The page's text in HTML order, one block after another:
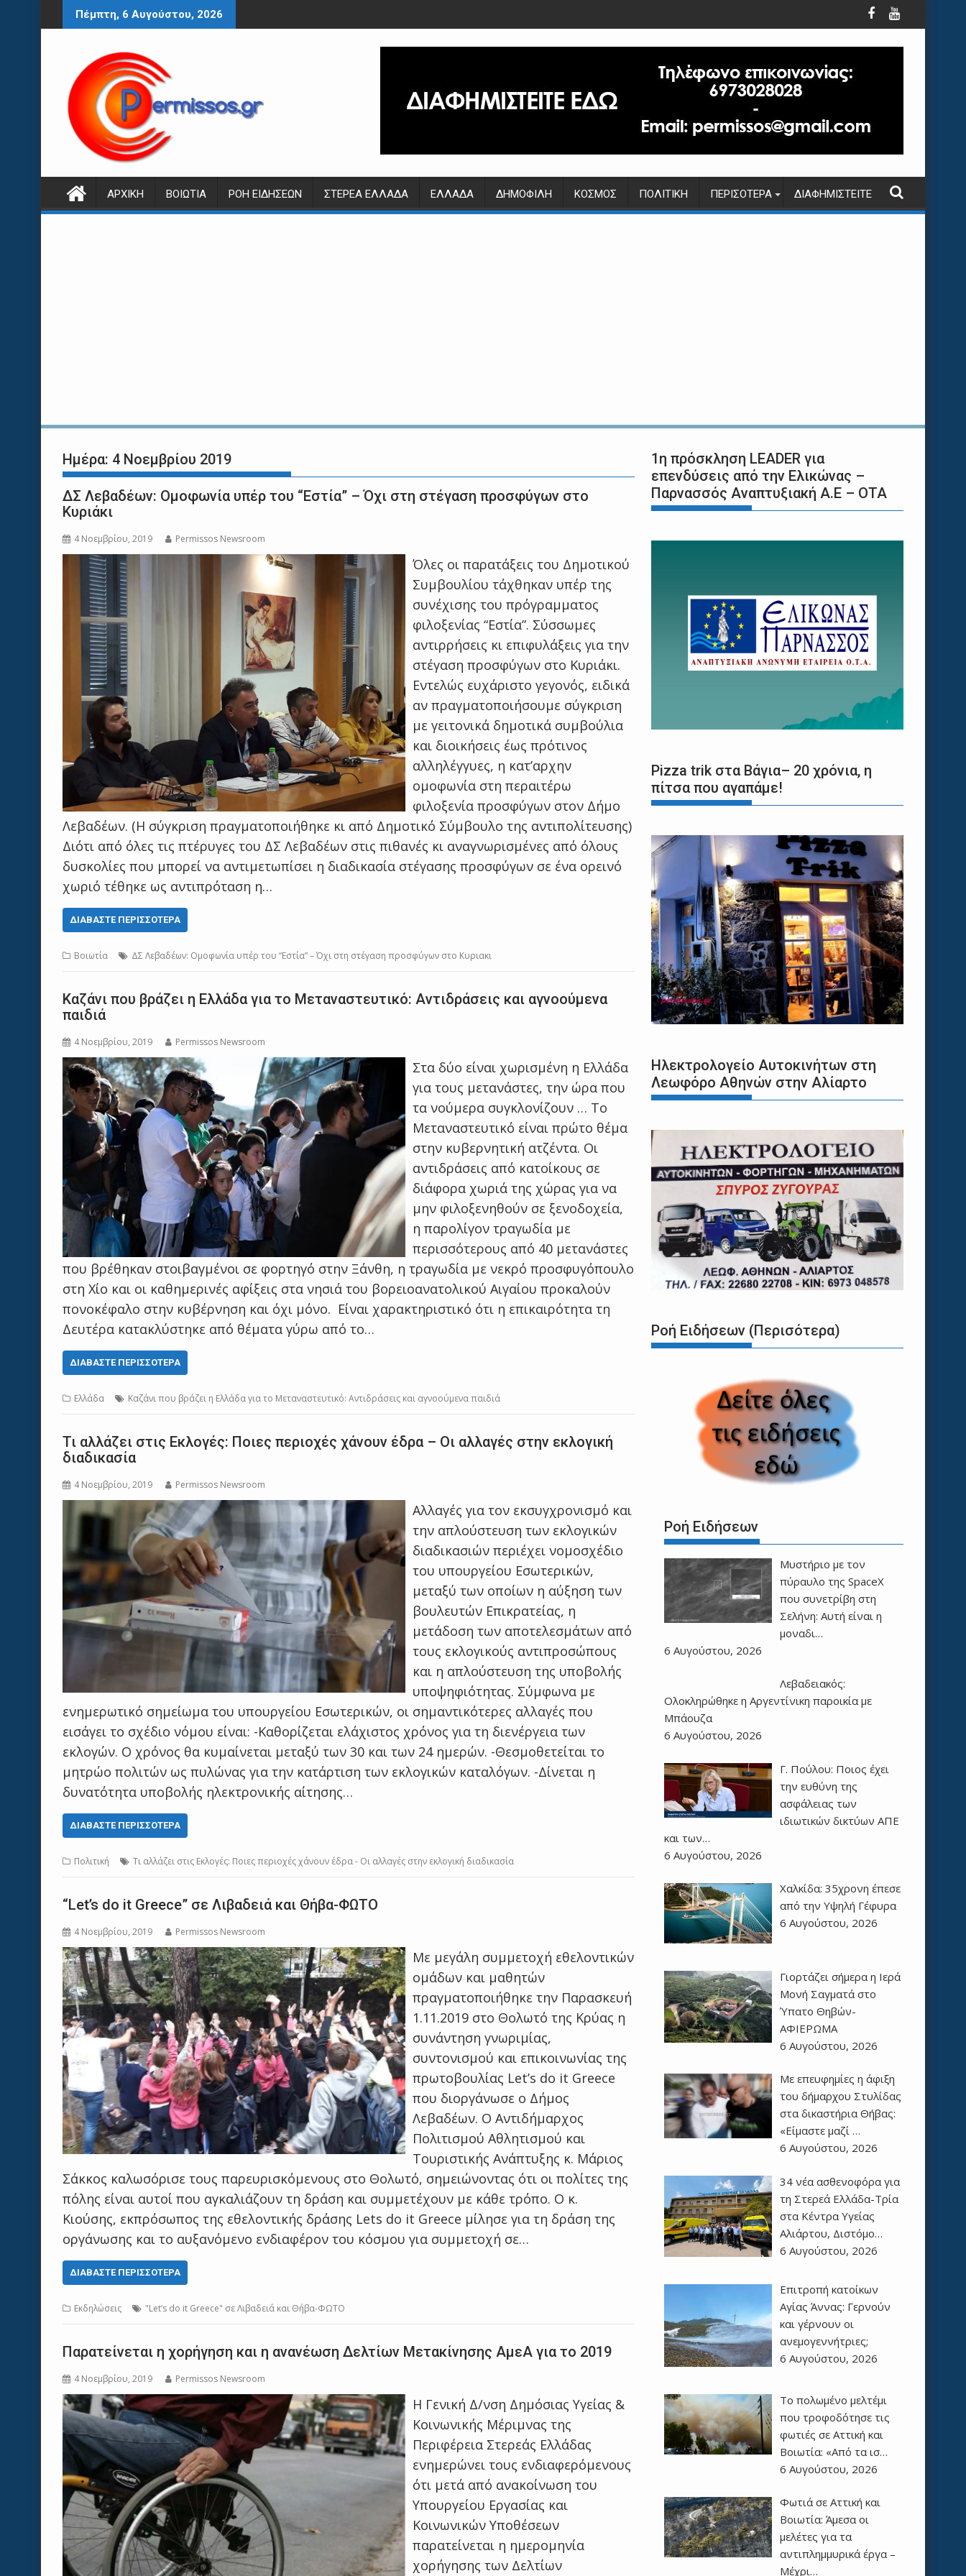
Περάστε
στο
Πέμπτη, 6 Αυγούστου, 2026
ΑΡΧΙΚΉ ΒΟΙΩΤΊΑ ΡΟΉ ΕΙΔΉΣΕΩΝ ΣΤΕΡΕΆ ΕΛΛΆΔΑ ΕΛΛΆΔΑ ΔΗΜΟΦΙΛΉ ΚΌΣΜΟΣ ΠΟΛΙΤΙΚΉ ΠΕΡΙΣΌΤΕΡΑ ΔΙΑΦΗΜΙΣΤΕΊΤΕ
Ημέρα: 4 Νοεμβρίου 2019
ΔΣ Λεβαδέων: Ομοφωνία υπέρ του “Εστία” – Όχι στη στέγαση προσφύγων στο
Κυριάκι
4 Νοεμβρίου, 2019 Permissos Newsroom
Όλες οι παρατάξεις του Δημοτικού
Συμβουλίου τάχθηκαν υπέρ της
συνέχισης του πρόγραμματος
φιλοξενίας “Εστία”. Σύσσωμες
αντιρρήσεις κι επιφυλάξεις για την
στέγαση προσφύγων στο Κυριάκι.
Εντελώς ευχάριστο γεγονός, ειδικά
αν πραγματοποιήσουμε σύγκριση
με γειτονικά δημοτικά συμβούλια
και διοικήσεις έως πρότινος
αλληλέγγυες, η κατ’αρχην
ομοφωνία στη περαιτέρω
φιλοξενία προσφύγων στον Δήμο
Λεβαδέων. (Η σύγκριση πραγματοποιήθηκε κι από Δημοτικό Σύμβουλο της αντιπολίτευσης)
Διότι από όλες τις πτέρυγες του ΔΣ Λεβαδέων στις πιθανές κι αναγνωρισμένες από όλους
δυσκολίες που μπορεί να αντιμετωπίσει η διαδικασία στέγασης προσφύγων σε ένα ορεινό
χωριό τέθηκε ως αντιπρόταση η…
ΔΙΑΒΆΣΤΕ ΠΕΡΙΣΣΌΤΕΡΑ
Βοιωτία ΔΣ Λεβαδέων: Ομοφωνία υπέρ του “Εστία” – Όχι στη στέγαση προσφύγων στο Κυριακι
Καζάνι που βράζει η Ελλάδα για το Mεταναστευτικό: Αντιδράσεις και αγνοούμενα
παιδιά
4 Νοεμβρίου, 2019 Permissos Newsroom
Στα δύο είναι χωρισμένη η Ελλάδα
για τους μετανάστες, την ώρα που
τα νούμερα συγκλονίζουν … Το
Mεταναστευτικό είναι πρώτο θέμα
στην κυβερνητική ατζέντα. Οι
αντιδράσεις από κατοίκους σε
διάφορα χωριά της χώρας για να
μην φιλοξενηθούν σε ξενοδοχεία,
η παρολίγον τραγωδία με
περισσότερους από 40 μετανάστες
που βρέθηκαν στοιβαγμένοι σε φορτηγό στην Ξάνθη, η τραγωδία με νεκρό προσφυγόπουλο
στη Χίο και οι καθημερινές αφίξεις στα νησιά του βορειοανατολικού Αιγαίου προκαλούν
πονοκέφαλο στην κυβέρνηση και όχι μόνο. Είναι χαρακτηριστικό ότι η επικαιρότητα τη
Δευτέρα κατακλύστηκε από θέματα γύρω από το…
ΔΙΑΒΆΣΤΕ ΠΕΡΙΣΣΌΤΕΡΑ
Ελλάδα Καζάνι που βράζει η Ελλάδα για το Mεταναστευτικό: Αντιδράσεις και αγνοούμενα παιδιά
Τι αλλάζει στις Εκλογές: Ποιες περιοχές χάνουν έδρα – Οι αλλαγές στην εκλογική
διαδικασία
4 Νοεμβρίου, 2019 Permissos Newsroom
Αλλαγές για τον εκσυγχρονισμό και
την απλούστευση των εκλογικών
διαδικασιών περιέχει νομοσχέδιο
του υπουργείου Εσωτερικών,
μεταξύ των οποίων η αύξηση των
βουλευτών Επικρατείας, η
μετάδοση των αποτελεσμάτων από
τους εκλογικούς αντιπροσώπους
και η απλούστευση της υποβολής
υποψηφιότητας. Σύμφωνα με
ενημερωτικό σημείωμα του υπουργείου Εσωτερικών, οι σημαντικότερες αλλαγές που
εισάγει το σχέδιο νόμου είναι: -Καθορίζεται ελάχιστος χρόνος για τη διενέργεια των
εκλογών. Ο χρόνος θα κυμαίνεται μεταξύ των 30 και των 24 ημερών. -Θεσμοθετείται το
μητρώο πολιτών ως πυλώνας για την κατάρτιση των εκλογικών καταλόγων. -Δίνεται η
δυνατότητα υποβολής ηλεκτρονικής αίτησης…
ΔΙΑΒΆΣΤΕ ΠΕΡΙΣΣΌΤΕΡΑ
Πολιτική Τι αλλάζει στις Εκλογές: Ποιες περιοχές χάνουν έδρα - Οι αλλαγές στην εκλογική διαδικασία
“Let’s do it Greece” σε Λιβαδειά και Θήβα-ΦΩΤΟ
4 Νοεμβρίου, 2019 Permissos Newsroom
Με μεγάλη συμμετοχή εθελοντικών
ομάδων και μαθητών
πραγματοποιήθηκε την Παρασκευή
1.11.2019 στο Θολωτό της Κρύας η
συνάντηση γνωριμίας,
συντονισμού και επικοινωνίας της
πρωτοβουλίας Let’s do it Greece
που διοργάνωσε ο Δήμος
Λεβαδέων. Ο Αντιδήμαρχος
Πολιτισμού Αθλητισμού και
Τουριστικής Ανάπτυξης κ. Μάριος
Σάκκος καλωσόρισε τους παρευρισκόμενους στο Θολωτό, σημειώνοντας ότι οι πολίτες της
πόλης είναι αυτοί που αγκαλιάζουν τη δράση και συμμετέχουν με κάθε τρόπο. Ο κ.
Κιούσης, εκπρόσωπος της εθελοντικής δράσης Lets do it Greece μίλησε για τη δράση της
οργάνωσης και το αυξανόμενο ενδιαφέρον του κόσμου για συμμετοχή σε…
ΔΙΑΒΆΣΤΕ ΠΕΡΙΣΣΌΤΕΡΑ
Εκδηλώσεις "Let’s do it Greece" σε Λιβαδειά και Θήβα-ΦΩΤΟ
Παρατείνεται η χορήγηση και η ανανέωση Δελτίων Μετακίνησης ΑμεΑ για το 2019
4 Νοεμβρίου, 2019 Permissos Newsroom
Η Γενική Δ/νση Δημόσιας Υγείας &
Κοινωνικής Μέριμνας της
Περιφέρεια Στερεάς Ελλάδας
ενημερώνει τους ενδιαφερόμενους
ότι μετά από ανακοίνωση του
Υπουργείου Εργασίας και
Κοινωνικών Υποθέσεων
παρατείνεται η ημερομηνία
χορήγησης των Δελτίων
1η πρόσκληση LEADER για
επενδύσεις από την Ελικώνας –
Παρνασσός Αναπτυξιακή Α.Ε – ΟΤΑ
Pizza trik στα Βάγια– 20 χρόνια, η
πίτσα που αγαπάμε!
Ηλεκτρολογείο Αυτοκινήτων στη
Λεωφόρο Αθηνών στην Αλίαρτο
Ροή Ειδήσεων (Περισότερα)
Ροή Ειδήσεων
Μυστήριο με τον
πύραυλο της SpaceX
που συνετρίβη στη
Σελήνη: Αυτή είναι η
μοναδι…
6 Αυγούστου, 2026
Λεβαδειακός:
Ολοκληρώθηκε η Αργεντίνικη παροικία με
Μπάουζα
6 Αυγούστου, 2026
Γ. Πούλου: Ποιος έχει
την ευθύνη της
ασφάλειας των
ιδιωτικών δικτύων ΑΠΕ
και των…
6 Αυγούστου, 2026
Χαλκίδα: 35χρονη έπεσε
από την Υψηλή Γέφυρα
6 Αυγούστου, 2026
Γιορτάζει σήμερα η Ιερά
Μονή Σαγματά στο
Ύπατο Θηβών-
ΑΦΙΕΡΩΜΑ
6 Αυγούστου, 2026
Με επευφημίες η άφιξη
του δήμαρχου Στυλίδας
στα δικαστήρια Θήβας:
«Είμαστε μαζί …
6 Αυγούστου, 2026
34 νέα ασθενοφόρα για
τη Στερεά Ελλάδα-Τρία
στα Κέντρα Υγείας
Αλιάρτου, Διστόμο…
6 Αυγούστου, 2026
Επιτροπή κατοίκων
Αγίας Άννας: Γερνούν
και γέρνουν οι
ανεμογεννήτριες;
6 Αυγούστου, 2026
Το πολωμένο μελτέμι
που τροφοδότησε τις
φωτιές σε Αττική και
Βοιωτία: «Από τα ισ…
6 Αυγούστου, 2026
Φωτιά σε Αττική και
Βοιωτία: Άμεσα οι
μελέτες για τα
αντιπλημμυρικά έργα –
Μέχρι…